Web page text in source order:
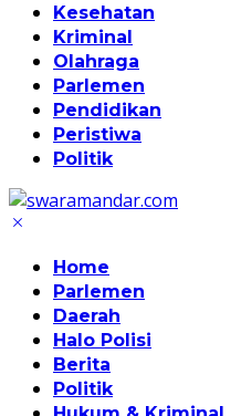
Kesehatan
Kriminal
Olahraga
Parlemen
Pendidikan
Peristiwa
Politik
Home
Parlemen
Daerah
Halo Polisi
Berita
Politik